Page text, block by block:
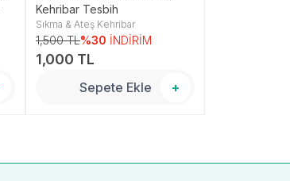
Kehribar Tesbih
Sıkma & Ateş Kehribar
1,500 TL%30 İNDİRİM
1,000 TL
Sepete Ekle +